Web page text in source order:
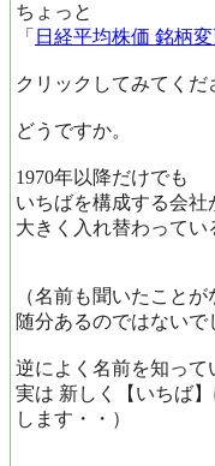
ちょっと
「 日経平均株価 銘柄
クリックしてみてくだ
どうですか。
1970年以降だけでも
いちばを構成する会社
大きく入れ替わってい
（名前も聞いたこと
随分あるのではないで
逆によく名前を知って
実は 新しく【いちば
します・・）